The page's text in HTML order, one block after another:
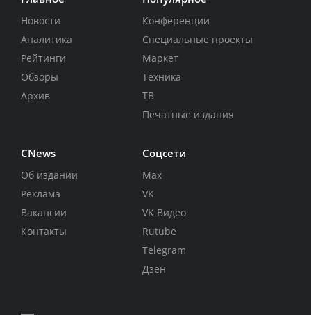
Новости
Аналитика
Рейтинги
Обзоры
Архив
Конференции
Специальные проекты
Маркет
Техника
ТВ
Печатные издания
CNews
Об издании
Реклама
Вакансии
Контакты
Соцсети
Max
VK
VK Видео
Rutube
Telegram
Дзен